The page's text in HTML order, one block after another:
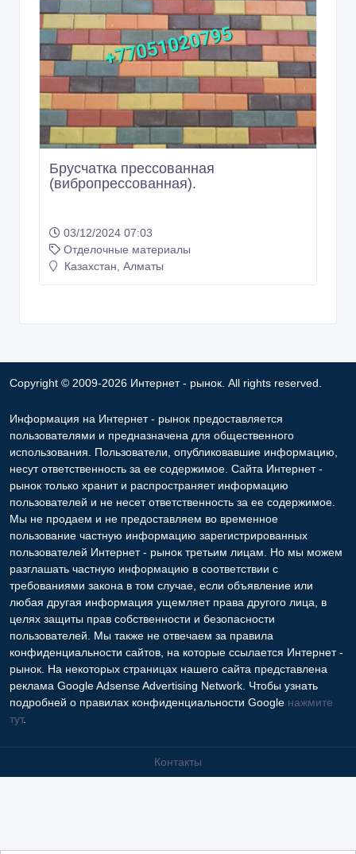
Брусчатка прессованная
(вибропрессованная).
03/12/2024 07:03
Отделочные материалы
Казахстан, Алматы
Copyright © 2009-2026 Интернет - рынок. All rights reserved.
Информация на Интернет - рынок предоставляется
пользователями и предназначена для общественного
использования. Пользователи, опубликовавшие информацию,
несут ответственность за ее содержимое. Сайта Интернет -
рынок только хранит и распространяет информацию
пользователей и не несет ответственность за ее содержимое.
Мы не продаем и не предоставляем во временное
пользование частную информацию зарегистрированных
пользователей Интернет - рынок третьим лицам. Но мы можем
разглашать частную информацию в соответствии с
требованиями закона в том случае, если объявление или
любая другая информация ущемляет права другого лица, в
целях защиты прав собственности и безопасности
пользователей. Мы также не отвечаем за правила
конфиденциальности сайтов, на которые ссылается Интернет -
рынок. На некоторых страницах нашего сайта представлена
реклама Google Adsense Advertising Network. Чтобы узнать
подробней о правилах конфиденциальности Google
тут.
Контакты